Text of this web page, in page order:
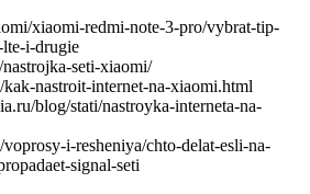
xiaomi-redmi-note-3-pro/vybrat-tip-
i-drugie
seti-xiaomi/
nastroit-internet-na-xiaomi.html
blog/stati/nastroyka-interneta-na-
i-resheniya/chto-delat-esli-na-
signal-seti